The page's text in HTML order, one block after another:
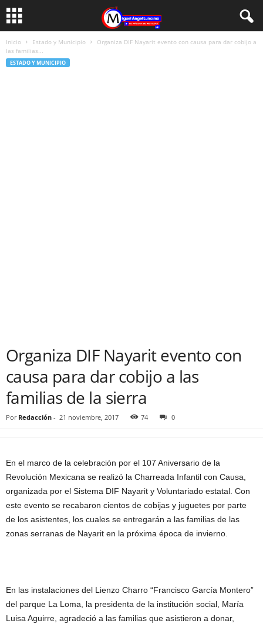
Inicio Estado y Municipio
Organiza DIF Nayarit evento con causa para dar cobijo a
las familias...
ESTADO Y MUNICIPIO
Organiza DIF Nayarit evento con
causa para dar cobijo a las
familias de la sierra
Por Redacción - 21 noviembre, 2017 74 0
En el marco de la celebración por el 107 Aniversario de la
Revolución Mexicana se realizó la Charreada Infantil con Causa,
organizada por el Sistema DIF Nayarit y Voluntariado estatal. Con
este evento se recabaron cientos de cobijas y juguetes por parte
de los asistentes, los cuales se entregarán a las familias de las
zonas serranas de Nayarit en la próxima época de invierno.
En las instalaciones del Lienzo Charro “Francisco García Montero”
del parque La Loma, la presidenta de la institución social, María
Luisa Aguirre, agradeció a las familias que asistieron a donar,